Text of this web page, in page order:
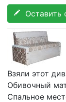
Оставить
Взяли этот
Обивочный
Спальное